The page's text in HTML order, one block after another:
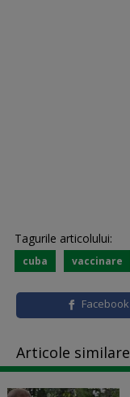
Tagurile articolului:
cuba vaccinare
Facebook
Articole similare